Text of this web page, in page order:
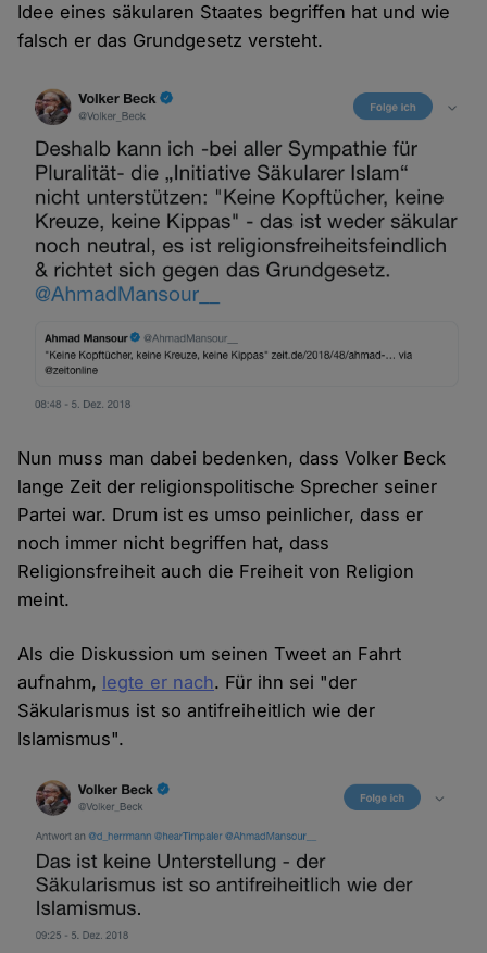
Idee eines säkularen Staates begriffen hat und wie
falsch er das Grundgesetz versteht.
Nun muss man dabei bedenken, dass Volker Beck
lange Zeit der religionspolitische Sprecher seiner
Partei war. Drum ist es umso peinlicher, dass er
noch immer nicht begriffen hat, dass
Religionsfreiheit auch die Freiheit von Religion
meint.
Als die Diskussion um seinen Tweet an Fahrt
aufnahm, legte er nach. Für ihn sei "der
Säkularismus ist so antifreiheitlich wie der
Islamismus".